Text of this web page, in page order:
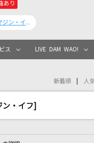
カラオケリクエスト
イムで歌われている曲の一覧
あり
Imagine If [イマジン・イフ]
ス LIVE DAM WAO!
新着順 人
・イフ]